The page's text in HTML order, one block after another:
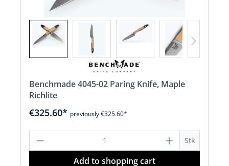
Benchmade 4045-02 Paring Knife, Maple
Richlite
€325.60* previously €325.60*
Product Quantity: Enter the desired
Stk
Add to shopping cart